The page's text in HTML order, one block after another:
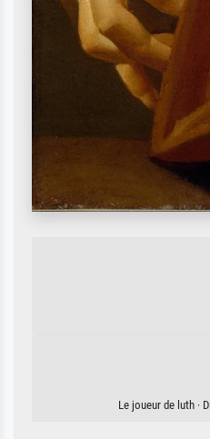
Le joueur de luth ·